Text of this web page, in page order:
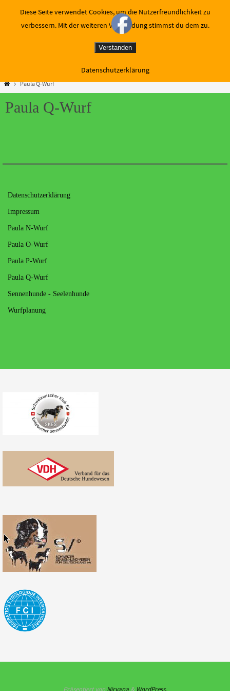
StartPaula Q-Wurf
Paula Q-Wurf
Datenschutzerklärung
Impressum
Paula N-Wurf
Paula O-Wurf
Paula P-Wurf
Paula Q-Wurf
Sennenhunde - Seelenhunde
Wurfplanung
Präsentiert von Nirvana & WordPress.
Diese Seite verwendet Cookies, um die Nutzerfreundlichkeit zu
verbessern. Mit der weiteren Verwendung stimmst du dem zu.
Verstanden
Datenschutzerklärung